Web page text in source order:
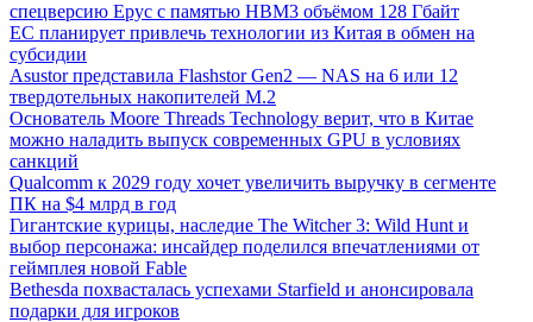
спецверсию Epyc с памятью HBM3 объёмом 128 Гбайт
ЕС планирует привлечь технологии из Китая в обмен на
субсидии
Asustor представила Flashstor Gen2 — NAS на 6 или 12
твердотельных накопителей M.2
Основатель Moore Threads Technology верит, что в Китае
можно наладить выпуск современных GPU в условиях
санкций
Qualcomm к 2029 году хочет увеличить выручку в сегменте
ПК на $4 млрд в год
Гигантские курицы, наследие The Witcher 3: Wild Hunt и
выбор персонажа: инсайдер поделился впечатлениями от
геймплея новой Fable
Bethesda похвасталась успехами Starfield и анонсировала
подарки для игроков